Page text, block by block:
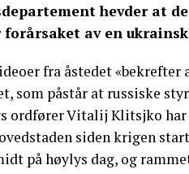
hevder at
av en
fra åstedet
som påstår at russiske
ordfører Vitalij Klitsjko har
siden krigen
på høylys dag, og